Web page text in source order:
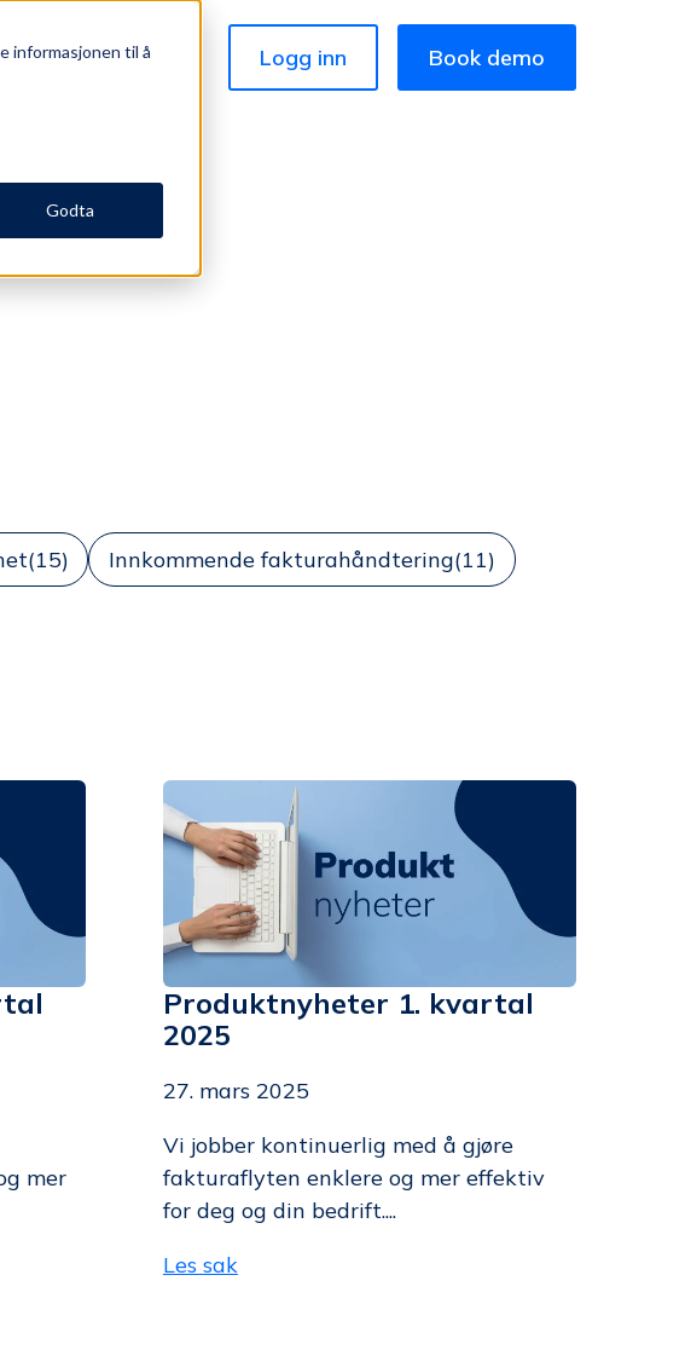
informasjonen til å
Godta
Norsk Logg inn Book demo
(15) Innkommende fakturahåndtering(11)
mer
Produktnyheter 1. kvartal
2025
27. mars 2025
Vi jobber kontinuerlig med å gjøre
fakturaflyten enklere og mer effektiv
for deg og din bedrift....
Les sak